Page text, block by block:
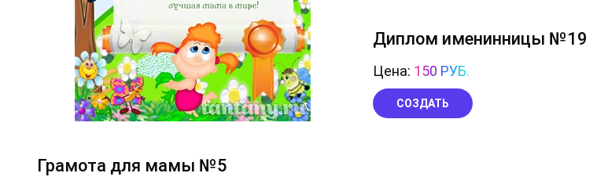
Грамота для мамы №5
Диплом именинницы №19
Цена: 150 РУБ.
СОЗДАТЬ